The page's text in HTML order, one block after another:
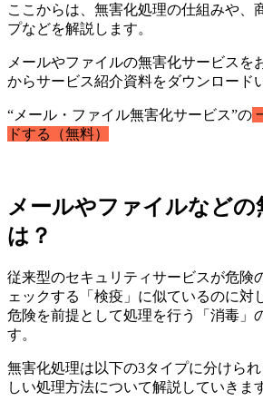
ここからは、無害化処理の仕組みや、
プなどを解説します。
メールやファイルの無害化サービスを
からサービス紹介資料をダウンロード
“メール・ファイル無害化サービス”の
ドする（無料）
メールやファイルなどの
は？
従来型のセキュリティサービスが危険
ェックする「検疫」に似ているのに対
危険を前提として処理を行う「消毒」
す。
無害化処理は以下の3タイプに分けら
しい処理方法について解説していきま